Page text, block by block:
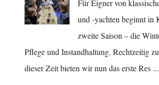
Für Eigner von
und -yachten beginnt in
zweite Saison – die
Pflege und Instandhaltung. Rechtzeitig
dieser Zeit bieten wir nun das erste Res ...